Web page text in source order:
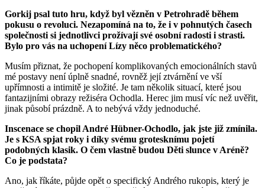
Gorkij psal tuto hru, když byl vězněn v Petrohradě během
pokusu o revoluci. Nezapomíná na to, že i v pohnutých časech
společnosti si jednotlivci prožívají své osobní radosti i strasti.
Bylo pro vás na uchopení Lízy něco problematického?
Musím přiznat, že pochopení komplikovaných emocionálních stavů
mé postavy není úplně snadné, rovněž její ztvárnění ve vší
upřímnosti a intimitě je složité. Je tam několik situací, které jsou
fantazijními obrazy režiséra Ochodla. Herec jim musí víc než uvěřit,
jinak působí prázdně. A to nebývá vždy jednoduché.
Inscenace se chopil André Hübner-Ochodlo, jak jste již zmínila.
Je s KSA spjat roky i díky svému grotesknímu pojetí
podobných klasik. O čem vlastně budou Děti slunce v Aréně?
Co je podstata?
Ano, jak říkáte, půjde opět o specifický Andrého rukopis, který je